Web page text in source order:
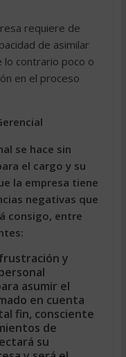
requiere de
de asimilar
lo contrario poco o
en el proceso
se hace sin
el cargo y su
la empresa tiene
negativas que
consigo, entre
y
asumir el
en cuenta
fin, consciente
de
su